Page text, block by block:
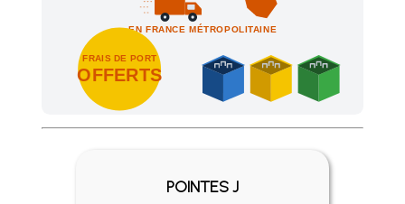
EN FRANCE MÉTROPOLITAINE
FRAIS DE PORT
OFFERTS
Achetez 4 sachets ou boîtes d'agrafes ou de pointes et
POINTES J